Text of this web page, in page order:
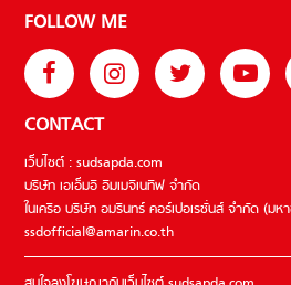
FOLLOW ME
CONTACT
เว็บไซต์ : sudsapda.com
บริษัท เอเอ็มอี อิมเมจิเนทีฟ จำกัด
ในเครือ บริษัท อมรินทร์ คอร์เปอเรชั่นส์ จำกัด (มห
ssdofficial@amarin.co.th